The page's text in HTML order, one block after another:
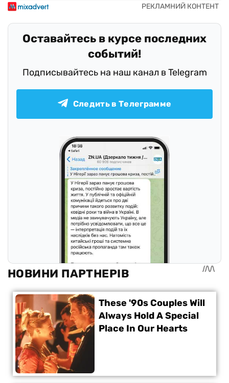
Оставайтесь в курсе последних
событий!
Подписывайтесь на наш канал в Telegram
Следить в Телеграмме